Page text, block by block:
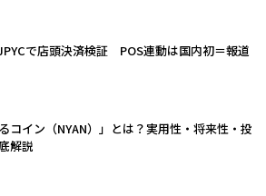
で店頭決済検証 POS連動は国内初＝報道
コイン（NYAN）」とは？実用性・将来性・投
解説